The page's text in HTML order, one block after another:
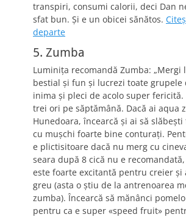
transpiri, consumi calorii, deci Dan
sfat bun. Şi e un obicei sănătos.
departe
5. Zumba
Luminiţa recomandă Zumba: „Mergi
bestial şi fun şi lucrezi toate grupele
inima şi pleci de acolo super fericită.
trei ori pe săptămână. Dacă ai aqua
Hunedoara, încearcă şi ai să
cu muşchi foarte bine conturaţi.
e plictisitoare dacă nu merg cu
seara după 8 cică nu e
este foarte excitantă pentru creier şi
greu (asta o ştiu de la antrenoarea
zumba). Încearcă să mănânci
pentru ca e super «speed fruit»